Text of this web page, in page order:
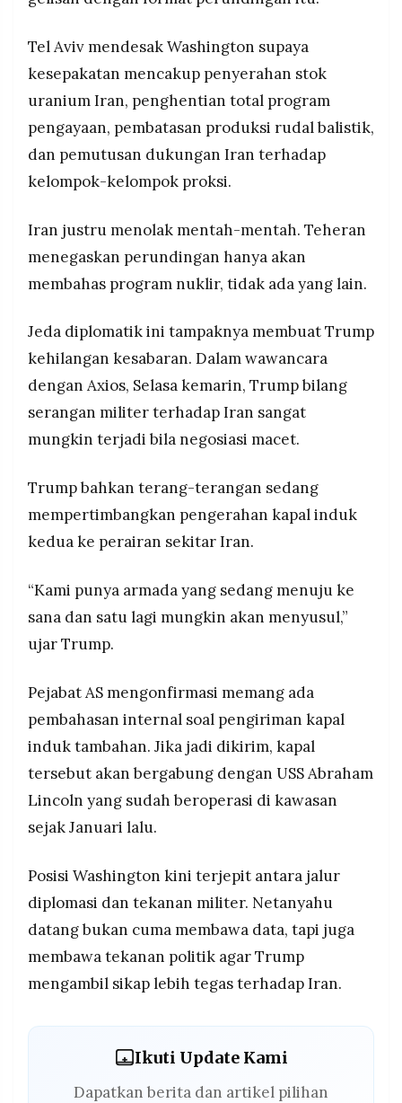
Tel Aviv mendesak Washington supaya
kesepakatan mencakup penyerahan stok
uranium Iran, penghentian total program
pengayaan, pembatasan produksi rudal balistik,
dan pemutusan dukungan Iran terhadap
kelompok-kelompok proksi.
Iran justru menolak mentah-mentah. Teheran
menegaskan perundingan hanya akan
membahas program nuklir, tidak ada yang lain.
Jeda diplomatik ini tampaknya membuat Trump
kehilangan kesabaran. Dalam wawancara
dengan Axios, Selasa kemarin, Trump bilang
serangan militer terhadap Iran sangat
mungkin terjadi bila negosiasi macet.
Trump bahkan terang-terangan sedang
mempertimbangkan pengerahan kapal induk
kedua ke perairan sekitar Iran.
“Kami punya armada yang sedang menuju ke
sana dan satu lagi mungkin akan menyusul,”
ujar Trump.
Pejabat AS mengonfirmasi memang ada
pembahasan internal soal pengiriman kapal
induk tambahan. Jika jadi dikirim, kapal
tersebut akan bergabung dengan USS Abraham
Lincoln yang sudah beroperasi di kawasan
sejak Januari lalu.
Posisi Washington kini terjepit antara jalur
diplomasi dan tekanan militer. Netanyahu
datang bukan cuma membawa data, tapi juga
membawa tekanan politik agar Trump
mengambil sikap lebih tegas terhadap Iran.
Ikuti Update Kami
Dapatkan berita dan artikel pilihan